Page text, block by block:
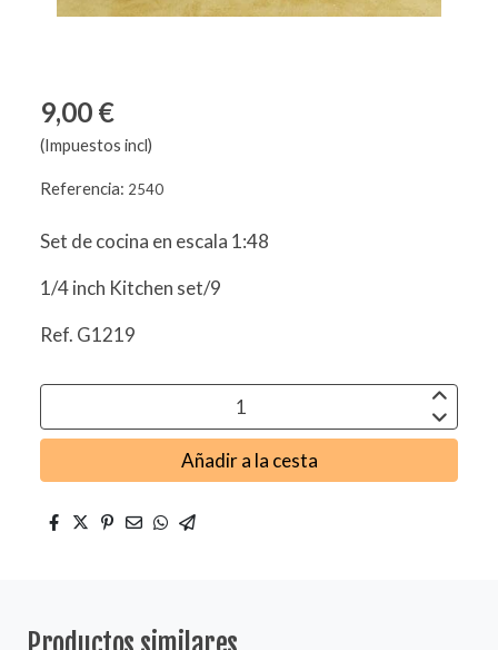
9,00 €
(Impuestos incl)
Referencia: 2540
Set de cocina en escala 1:48
1/4 inch Kitchen set/9
Ref. G1219
Añadir a la cesta